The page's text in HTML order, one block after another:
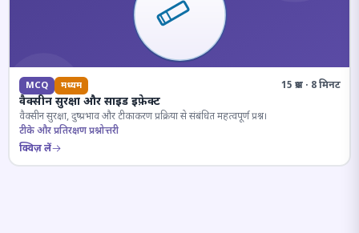
MCQ मध्यम 15 प्रश्न · 8 मिनट
वैक्सीन सुरक्षा और साइड इफ़ेक्ट
वैक्सीन सुरक्षा, दुष्प्रभाव और टीकाकरण प्रक्रिया से संबंधित महत्वपूर्ण प्रश्न।
टीके और प्रतिरक्षण प्रश्नोत्तरी
क्विज़ लें